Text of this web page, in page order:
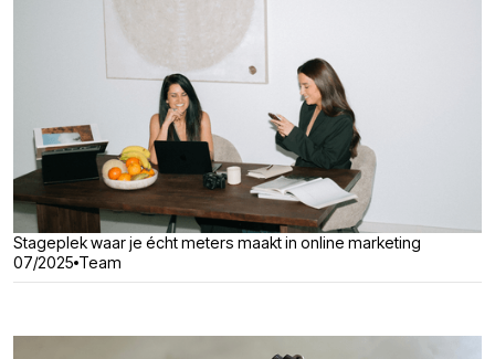
Stageplek waar je écht meters maakt in online marketing
07/2025 Team